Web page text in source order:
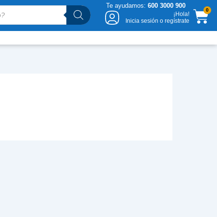
Te ayudamos: 600 3000 900
¡Hola!
Inicia sesión o regístrate
0